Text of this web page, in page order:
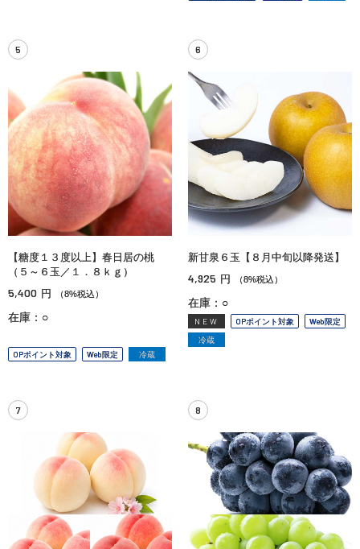
5
【糖度１３度以上】春日居の桃
（５～６玉／１．８ｋｇ）
5,400 円 （8%税込）
在庫：○
OPポイント対象 Web限定 冷蔵
6
新甘泉６玉【８月中旬以降発送】
4,925 円 （8%税込）
在庫：○
NEW OPポイント対象
Web限定
冷蔵
7 8